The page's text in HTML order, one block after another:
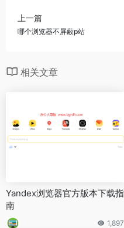
上一篇
哪个浏览器不屏蔽p站
相关文章
Yandex浏览器官方版本下载指
南
1,897